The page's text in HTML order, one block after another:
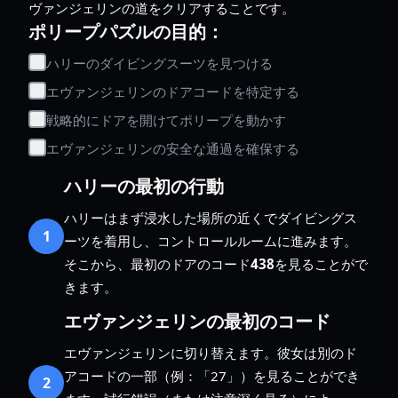
ヴァンジェリンの道をクリアすることです。
ポリープパズルの目的：
ハリーのダイビングスーツを見つける
エヴァンジェリンのドアコードを特定する
戦略的にドアを開けてポリープを動かす
エヴァンジェリンの安全な通過を確保する
1
ハリーの最初の行動
ハリーはまず浸水した場所の近くでダイビングス
ーツを着用し、コントロールルームに進みます。
そこから、最初のドアのコード438を見ることがで
きます。
2
エヴァンジェリンの最初のコード
エヴァンジェリンに切り替えます。彼女は別のド
アコードの一部（例：「27」）を見ることができ